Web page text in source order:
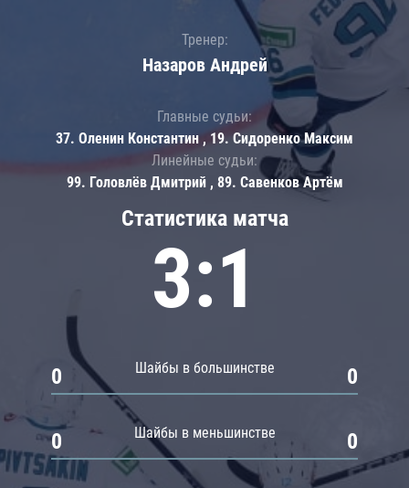
Статистика матча
3:1
Шайбы в большинстве
0 0
Шайбы в меньшинстве
0 0
Тренер:
Назаров Андрей
Главные судьи:
37. Оленин Константин , 19. Сидоренко Максим
Линейные судьи:
99. Головлёв Дмитрий , 89. Савенков Артём